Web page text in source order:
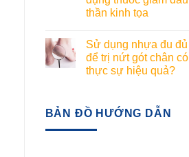
thần kinh tọa
Sử dụng nhựa đu đủ
để trị nứt gót chân có
thực sự hiệu quả?
BẢN ĐỒ HƯỚNG DẪN